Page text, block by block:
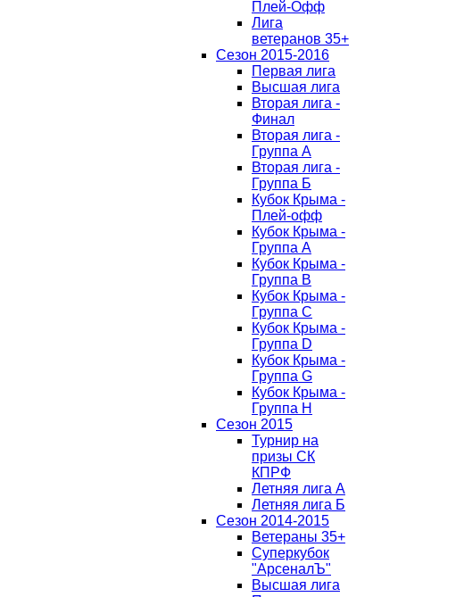
Плей-Офф
Лига
ветеранов 35+
Сезон 2015-2016
Первая лига
Высшая лига
Вторая лига -
Финал
Вторая лига -
Группа А
Вторая лига -
Группа Б
Кубок Крыма -
Плей-офф
Кубок Крыма -
Группа A
Кубок Крыма -
Группа B
Кубок Крыма -
Группа C
Кубок Крыма -
Группа D
Кубок Крыма -
Группа G
Кубок Крыма -
Группа H
Сезон 2015
Турнир на
призы СК
КПРФ
Летняя лига А
Летняя лига Б
Сезон 2014-2015
Ветераны 35+
Суперкубок
"АрсеналЪ"
Высшая лига